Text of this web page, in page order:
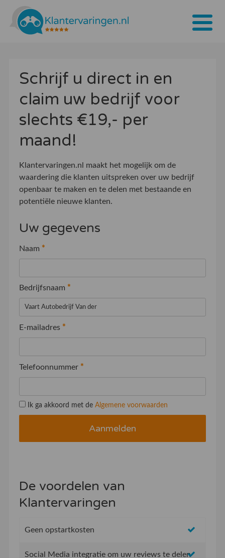
Tarieven
Bedrijven
Over ons
Blogs
Contact
Bedrijf aanmelden
Schrijf u direct in en
claim uw bedrijf voor
slechts €19,- per
maand!
Klantervaringen.nl maakt het mogelijk om de
waardering die klanten uitspreken over uw bedrijf
openbaar te maken en te delen met bestaande en
potentiële nieuwe klanten.
Uw gegevens
Naam *
Bedrijfsnaam *
E-mailadres *
Telefoonnummer *
Ik ga akkoord met de Algemene voorwaarden
De voordelen van
Klantervaringen
Geen opstartkosten
Social Media integratie om uw reviews te delen